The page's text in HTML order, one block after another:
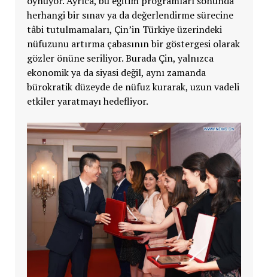
herhangi bir sınav ya da değerlendirme sürecine
tâbi tutulmamaları, Çin’in Türkiye üzerindeki
nüfuzunu artırma çabasının bir göstergesi olarak
gözler önüne seriliyor. Burada Çin, yalnızca
ekonomik ya da siyasi değil, aynı zamanda
bürokratik düzeyde de nüfuz kurarak, uzun vadeli
etkiler yaratmayı hedefliyor.